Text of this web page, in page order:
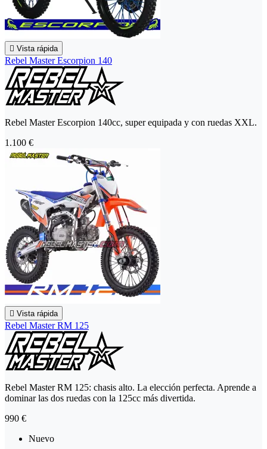
 Vista rápida
Rebel Master Escorpion 140
Rebel Master Escorpion 140cc, super equipada y con ruedas XXL.
1.100 €
 Vista rápida
Rebel Master RM 125
Rebel Master RM 125: chasis alto. La elección perfecta. Aprende a
dominar las dos ruedas con la 125cc más divertida.
990 €
Nuevo